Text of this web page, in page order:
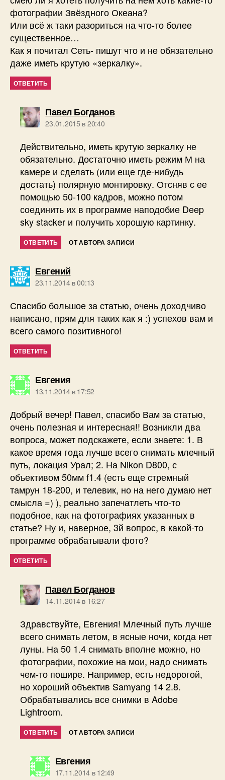
фотографии Звёздного Океана?
Или всё ж таки разориться на что-то более
существенное…
Как я почитал Сеть- пишут что и не обязательно
даже иметь крутую «зеркалку».
ОТВЕТИТЬ
Павел Богдановпишет:
23.01.2015 в 20:40
Действительно, иметь крутую зеркалку не
обязательно. Достаточно иметь режим М на
камере и сделать (или еще где-нибудь
достать) полярную монтировку. Отсняв с ее
помощью 50-100 кадров, можно потом
соединить их в программе наподобие Deep
sky stacker и получить хорошую картинку.
ОТВЕТИТЬ ОТ АВТОРА ЗАПИСИ
Евгенийпишет:
23.11.2014 в 00:13
Спасибо большое за статью, очень доходчиво
написано, прям для таких как я :) успехов вам и
всего самого позитивного!
ОТВЕТИТЬ
Евгенияпишет:
13.11.2014 в 17:52
Добрый вечер! Павел, спасибо Вам за статью,
очень полезная и интересная!! Возникли два
вопроса, может подскажете, если знаете: 1. В
какое время года лучше всего снимать млечный
путь, локация Урал; 2. На Nikon D800, с
объективом 50мм f1.4 (есть еще стремный
тамрун 18-200, и телевик, но на него думаю нет
смысла =) ), реально запечатлеть что-то
подобное, как на фотографиях указанных в
статье? Ну и, наверное, 3й вопрос, в какой-то
программе обрабатывали фото?
ОТВЕТИТЬ
Павел Богдановпишет:
14.11.2014 в 16:27
Здравствуйте, Евгения! Млечный путь лучше
всего снимать летом, в ясные ночи, когда нет
луны. На 50 1.4 снимать вполне можно, но
фотографии, похожие на мои, надо снимать
чем-то пошире. Например, есть недорогой,
но хороший объектив Samyang 14 2.8.
Обрабатывались все снимки в Adobe
Lightroom.
ОТВЕТИТЬ ОТ АВТОРА ЗАПИСИ
Евгенияпишет:
17.11.2014 в 12:49